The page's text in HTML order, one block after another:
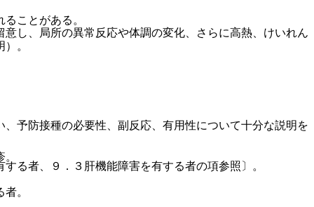
し、局所の異常反応や体調の変化、さらに高熱、けいれん
予防接種の必要性、副反応、有用性について十分な説明を
る者、９．３肝機能障害を有する者の項参照〕。
。
ことがある。
。